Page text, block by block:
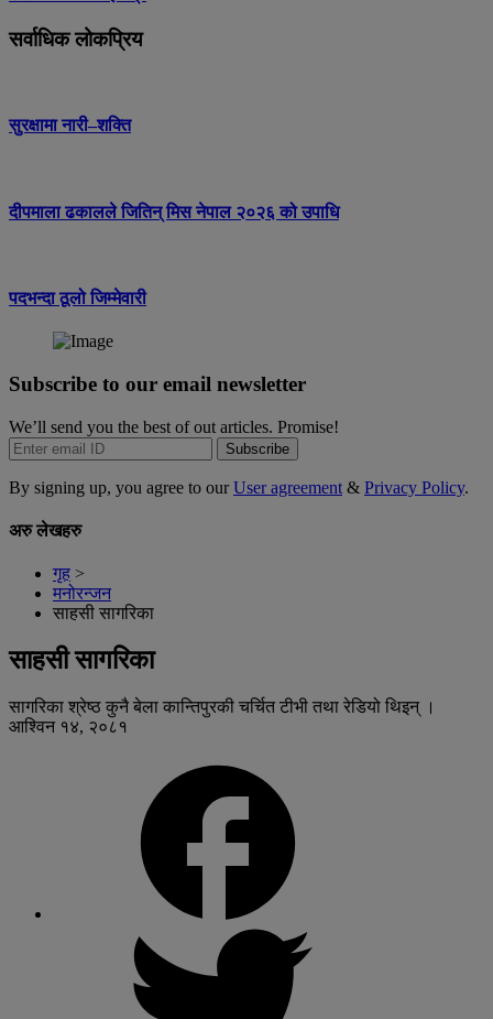
सर्वाधिक लोकप्रिय
सुरक्षामा नारी–शक्ति
दीपमाला ढकालले जितिन् मिस नेपाल २०२६ को उपाधि
पदभन्दा ठूलो जिम्मेवारी
Subscribe to our email newsletter
We’ll send you the best of out articles. Promise!
Subscribe
By signing up, you agree to ourUser agreement & Privacy Policy.
अरु लेखहरु
गृह >
मनोरन्जन
साहसी सागरिका
साहसी सागरिका
सागरिका श्रेष्ठ कुनै बेला कान्तिपुरकी चर्चित टीभी तथा रेडियो थिइन् ।
आश्विन १४, २०८१